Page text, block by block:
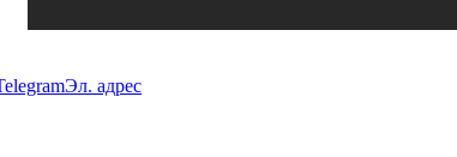
Эл. адрес